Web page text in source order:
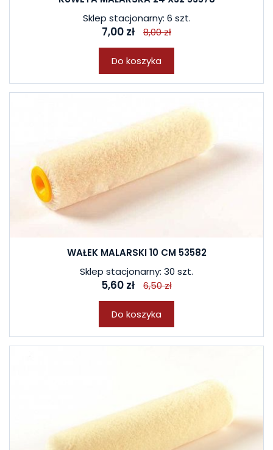
Sklep stacjonarny: 6 szt.
7,00 zł 8,00 zł
Do koszyka
WAŁEK MALARSKI 10 CM 53582
Sklep stacjonarny: 30 szt.
5,60 zł 6,50 zł
Do koszyka